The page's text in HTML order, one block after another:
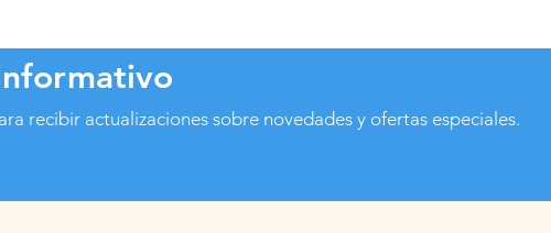
recibir actualizaciones sobre novedades y ofertas especiales.